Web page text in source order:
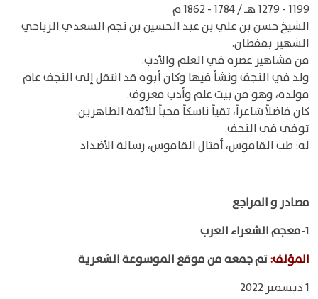
1199 - 1279 هـ / 1784 - 1862 م
الشيخ حسن بن علي بن عبد الحسين بن نجم السعدي الرباحي
الشهير بقفطان.
من مشاهير عصره في العلم والأدب.
ولد في النجف ونشأ فيها وكان أبوه قد انتقل إلى النجف عام
مولده، وهو من بيت علم وأدب معروف.
كان فاضلاً شاعراً، تقياً ناسكاً محباً للأئمة الطاهرين.
توفي في النجف.
له: طب القاموس، أمثال القاموس، رسالة الأضداد
مصادر و المراجع
1- معجم الشعراء العرب
المؤلف:تم جمعه من موقع الموسوعة الشعرية
1 ديسمبر 2022